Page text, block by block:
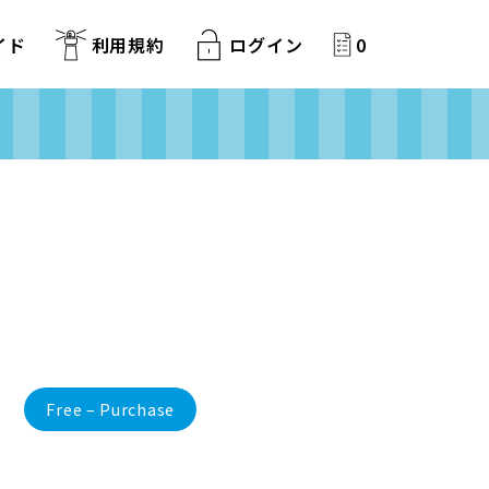
ド 利用規約 ログイン 0
Free – Purchase